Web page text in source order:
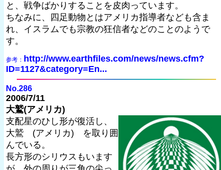
と、戦争ばかりすることを皮肉っています。
ちなみに、四足動物とはアメリカ指導者なども含ま
れ、イスラムでも宗教の狂信者などのことのようで
す。
参考： http://www.earthfiles.com/news/news.cfm?
ID=1127&category=En...
No.286
2006/7/11
大鷲(アメリカ)
支配星のひし形が復活し、
大鷲 (アメリカ) を取り囲
んでいる。
長方形のシリウスもいます